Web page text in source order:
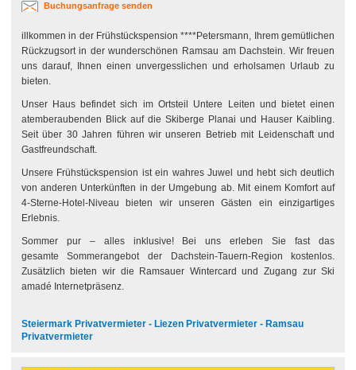
Buchungsanfrage senden
illkommen in der Frühstückspension ****Petersmann, Ihrem gemütlichen
Rückzugsort in der wunderschönen Ramsau am Dachstein. Wir freuen
uns darauf, Ihnen einen unvergesslichen und erholsamen Urlaub zu
bieten.
Unser Haus befindet sich im Ortsteil Untere Leiten und bietet einen
atemberaubenden Blick auf die Skiberge Planai und Hauser Kaibling.
Seit über 30 Jahren führen wir unseren Betrieb mit Leidenschaft und
Gastfreundschaft.
Unsere Frühstückspension ist ein wahres Juwel und hebt sich deutlich
von anderen Unterkünften in der Umgebung ab. Mit einem Komfort auf
4-Sterne-Hotel-Niveau bieten wir unseren Gästen ein einzigartiges
Erlebnis.
Sommer pur – alles inklusive! Bei uns erleben Sie fast das
gesamte Sommerangebot der Dachstein-Tauern-Region kostenlos.
Zusätzlich bieten wir die Ramsauer Wintercard und Zugang zur Ski
amadé Internetpräsenz.
Steiermark Privatvermieter - Liezen Privatvermieter - Ramsau
Privatvermieter